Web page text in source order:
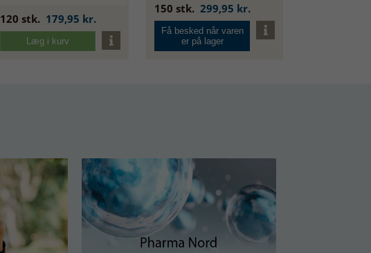
120 stk. 179,95 kr.
Læg i kurv
150 stk. 299,95 kr.
Få besked når varen
er på lager